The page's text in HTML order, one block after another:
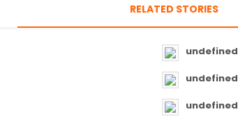
RELATED STORIES
undefined
undefined
undefined